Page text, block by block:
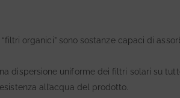
organici” sono sostanze capaci di
dispersione uniforme dei filtri solari su
all’acqua del prodotto.